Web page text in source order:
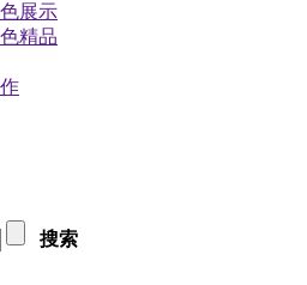
展示
精品
搜索